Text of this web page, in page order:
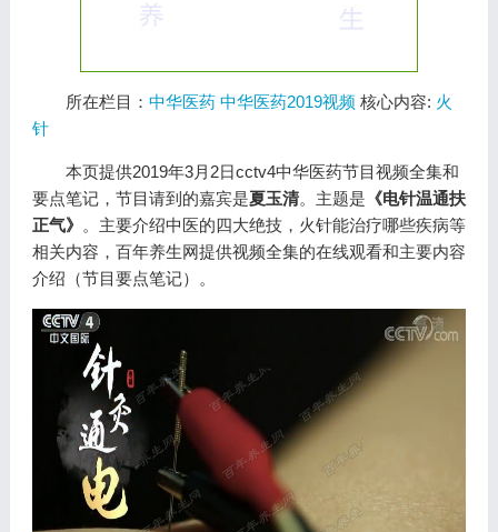
所在栏目： 中华医药 中华医药2019视频 核心内容: 火
针
本页提供2019年3月2日cctv4中华医药节目视频全集和
要点笔记，节目请到的嘉宾是夏玉清。主题是 《电针温通扶
正气》 。主要介绍中医的四大绝技，火针能治疗哪些疾病等
相关内容，百年养生网提供视频全集的在线观看和主要内容
介绍（节目要点笔记）。